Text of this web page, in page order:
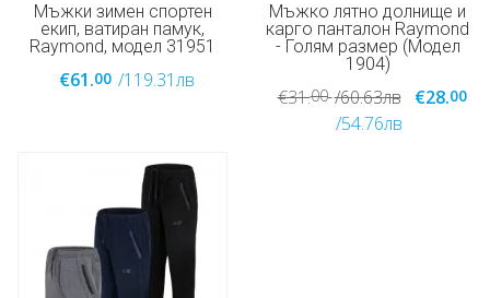
Мъжки зимен спортен
екип, ватиран памук,
Raymond, модел 31951
€61.00 /119.31лв
Мъжко лятно долнище и
карго панталон Raymond
- Голям размер (Модел
1904)
€31.00 /60.63лв €28.00
/54.76лв